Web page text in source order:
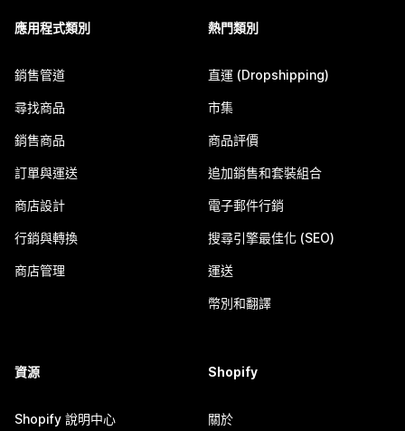
應用程式類別
銷售管道
尋找商品
銷售商品
訂單與運送
商店設計
行銷與轉換
商店管理
熱門類別
直運 (Dropshipping)
市集
商品評價
追加銷售和套裝組合
電子郵件行銷
搜尋引擎最佳化 (SEO)
運送
幣別和翻譯
資源
Shopify 說明中心
Shopify
關於